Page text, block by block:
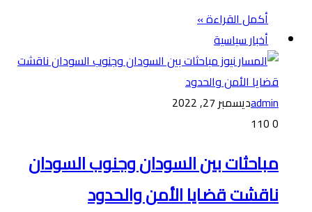
أكمل القراءة »
أخبار سياسية
adminديسمبر 27, 2022
0
مباحثات بين السودان وجنوب السودان
ناقشت قضايا الأمن والحدود